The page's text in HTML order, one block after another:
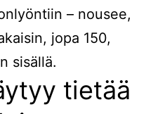
– nousee,
jopa 150,
sisällä.
tietää